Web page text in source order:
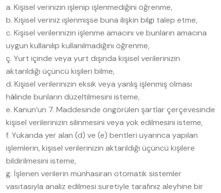
a. Kişisel verinizin işlenip işlenmediğini öğrenme,
b. Kişisel veriniz işlenmişse buna ilişkin bilgi talep etme,
c. Kişisel verilerinizin işlenme amacını ve bunların amacına
uygun kullanılıp kullanılmadığını öğrenme,
ç. Yurt içinde veya yurt dışında kişisel verilerinizin
aktarıldığı üçüncü kişileri bilme,
d. Kişisel verilerinizin eksik veya yanlış işlenmiş olması
hâlinde bunların düzeltilmesini isteme,
e. Kanun’un 7. Maddesinde öngörülen şartlar çerçevesinde
kişisel verilerinizin silinmesini veya yok edilmesini isteme,
f. Yukarıda yer alan (d) ve (e) bentleri uyarınca yapılan
işlemlerin, kişisel verilerinizin aktarıldığı üçüncü kişilere
bildirilmesini isteme,
g. İşlenen verilerin münhasıran otomatik sistemler
vasıtasıyla analiz edilmesi suretiyle tarafınız aleyhine bir